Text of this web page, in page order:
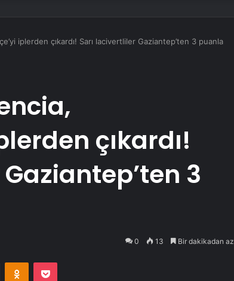
iplerden çıkardı! Sarı lacivertliler Gaziantep’ten 3 puanla
çıkardı!
3
0 13 Bir dakikadan az
VKontakteOdnoklassniki
Pocket